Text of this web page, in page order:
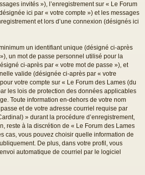
invités »), l’enregistrement sur « Le Forum
ici par « votre compte ») et les messages
et lors d’une connexion (désignés ici
un identifiant unique (désigné ci-après
un mot de passe personnel utilisé pour la
ci-après par « votre mot de passe »), et
valide (désignée ci-après par « votre
votre compte sur « Le Forum des Lames (du
les lois de protection des données applicables
Toute information en-dehors de votre nom
et de votre adresse courriel requise par
» durant la procédure d’enregistrement,
reste à la discrétion de « Le Forum des Lames
cas, vous pouvez choisir quelle information de
De plus, dans votre profil, vous
automatique de courriel par le logiciel